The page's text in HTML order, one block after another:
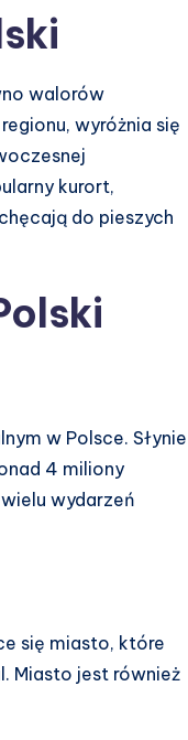
walorów
wyróżnia się
kurort,
do pieszych
w Polsce. Słynie
4 miliony
wydarzeń
się miasto, które
Miasto jest również